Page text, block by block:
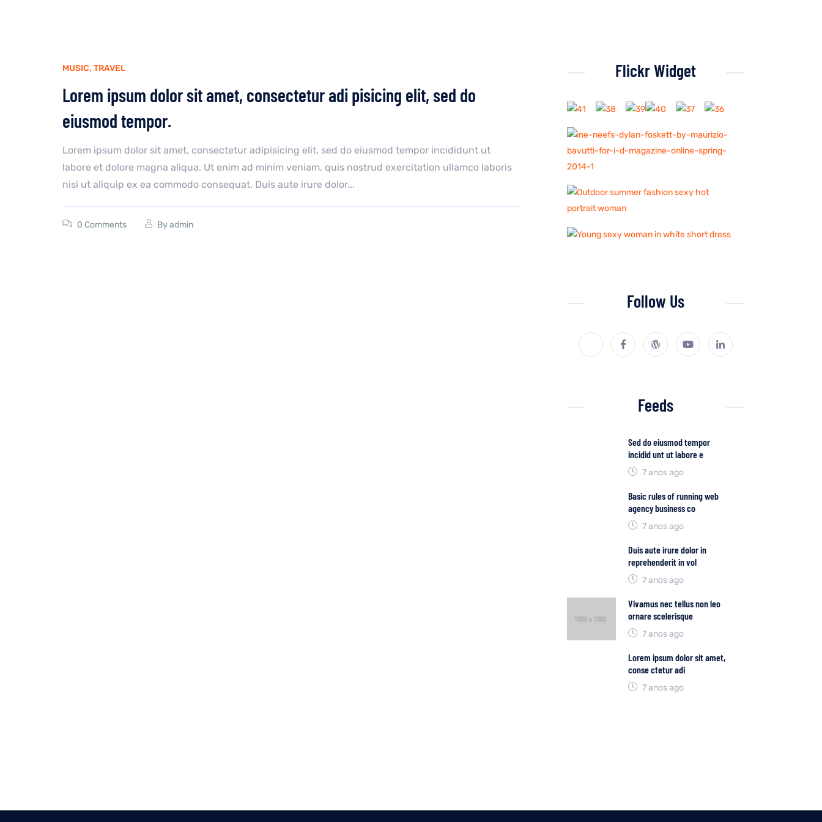
MUSIC, TRAVEL
Lorem ipsum dolor sit amet, consectetur adi pisicing elit, sed do
eiusmod tempor.
Lorem ipsum dolor sit amet, consectetur adipisicing elit, sed do eiusmod tempor incididunt ut
labore et dolore magna aliqua. Ut enim ad minim veniam, quis nostrud exercitation ullamco laboris
nisi ut aliquip ex ea commodo consequat. Duis aute irure dolor...
0 Comments Byadmin
Flickr Widget
Follow Us
Feeds
Sed do eiusmod tempor
incidid unt ut labore e
7 anos ago
Basic rules of running web
agency business co
7 anos ago
Duis aute irure dolor in
reprehenderit in vol
7 anos ago
Vivamus nec tellus non leo
ornare scelerisque
7 anos ago
Lorem ipsum dolor sit amet,
conse ctetur adi
7 anos ago